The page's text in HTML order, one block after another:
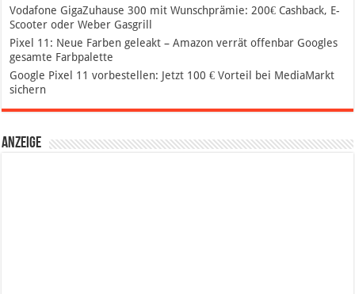
Vodafone GigaZuhause 300 mit Wunschprämie: 200€ Cashback, E-
Scooter oder Weber Gasgrill
Pixel 11: Neue Farben geleakt – Amazon verrät offenbar Googles
gesamte Farbpalette
Google Pixel 11 vorbestellen: Jetzt 100 € Vorteil bei MediaMarkt
sichern
Anzeige